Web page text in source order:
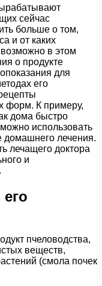
сейчас
больше о том,
и от каких
в этом
о продукте
для
его
форм. К примеру,
дома быстро
использовать
домашнего лечения.
лечащего доктора
и
пчеловодства,
веществ,
(смола почек